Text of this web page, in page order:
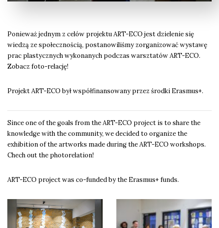
Ponieważ jednym z celów projektu ART-ECO jest dzielenie się
wiedzą ze społecznością, postanowiliśmy zorganizować wystawę
prac plastycznych wykonanych podczas warsztatów ART-ECO.
Zobacz foto-relację!
Projekt ART-ECO był współfinansowany przez środki Erasmus+.
Since one of the goals from the ART-ECO project is to share the
knowledge with the community, we decided to organize the
exhibition of the artworks made during the ART-ECO workshops.
Chech out the photorelation!
ART-ECO project was co-funded by the Erasmus+ funds.